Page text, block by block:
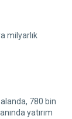
milyarlık
780 bin
yatırım